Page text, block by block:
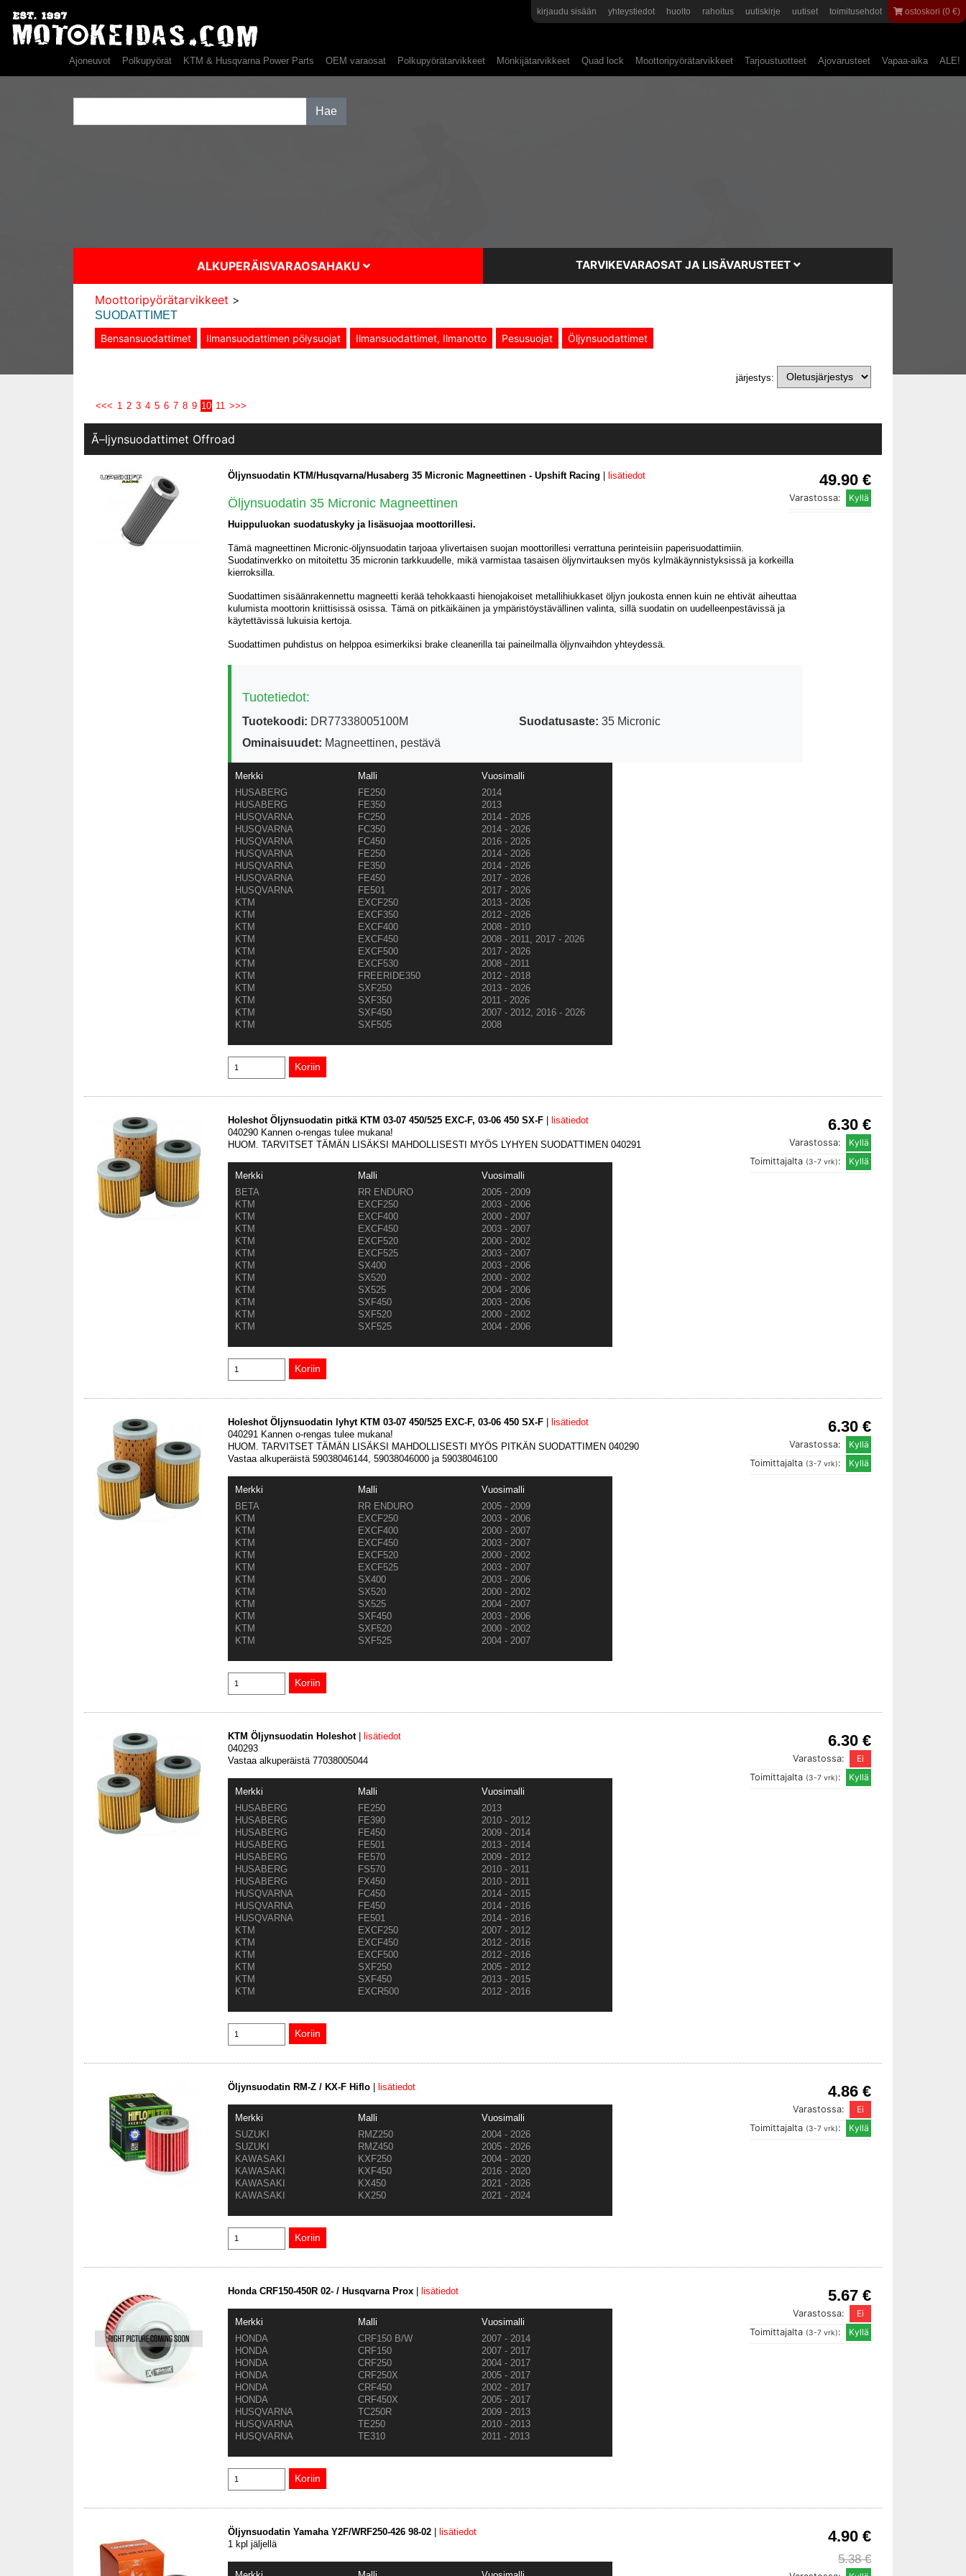
kirjaudu sisään yhteystiedot huolto rahoitus uutiskirje uutiset toimitusehdot ostoskori (0 €)
Ajoneuvot Polkupyörät KTM & Husqvarna Power Parts OEM varaosat Polkupyörätarvikkeet Mönkijätarvikkeet Quad lock Moottoripyörätarvikkeet Tarjoustuotteet Ajovarusteet Vapaa-aika ALE!
ALKUPERÄISVARAOSAHAKU TARVIKEVARAOSAT JA LISÄVARUSTEET
Moottoripyörätarvikkeet >
SUODATTIMET
Bensansuodattimet
Ilmansuodattimen pölysuojat Ilmansuodattimet, Ilmanotto Pesusuojat Öljynsuodattimet
järjestys:
<<< 1 2 3 4 5 6 7 8 9 10 11 >>>
Ã–ljynsuodattimet Offroad
49.90 €
Varastossa:
Öljynsuodatin KTM/Husqvarna/Husaberg 35 Micronic Magneettinen - Upshift Racing lisätiedot
Öljynsuodatin 35 Micronic Magneettinen
Huippuluokan suodatuskyky ja lisäsuojaa moottorillesi.
Tämä magneettinen Micronic-öljynsuodatin tarjoaa ylivertaisen suojan moottorillesi verrattuna perinteisiin paperisuodattimiin.
Suodatinverkko on mitoitettu 35 micronin tarkkuudelle, mikä varmistaa tasaisen öljynvirtauksen myös kylmäkäynnistyksissä ja korkeilla
kierroksilla.
Suodattimen sisäänrakennettu magneetti kerää tehokkaasti hienojakoiset metallihiukkaset öljyn joukosta ennen kuin ne ehtivät aiheuttaa
kulumista moottorin kriittisissä osissa. Tämä on pitkäikäinen ja ympäristöystävällinen valinta, sillä suodatin on uudelleenpestävissä ja
käytettävissä lukuisia kertoja.
Suodattimen puhdistus on helppoa esimerkiksi brake cleanerilla tai paineilmalla öljynvaihdon yhteydessä.
Tuotetiedot:
Tuotekoodi: DR77338005100M Suodatusaste: 35 Micronic
Ominaisuudet: Magneettinen, pestävä
Merkki Malli
Vuosimalli
HUSABERG
FE250
2014
HUSABERG
FE350
2013
HUSQVARNA
FC250
2014 - 2026
HUSQVARNA
FC350
2014 - 2026
HUSQVARNA
FC450
2016 - 2026
HUSQVARNA
FE250
2014 - 2026
HUSQVARNA
FE350
2014 - 2026
HUSQVARNA
FE450
2017 - 2026
HUSQVARNA
FE501
2017 - 2026
KTM
EXCF250
2013 - 2026
KTM
EXCF350
2012 - 2026
KTM
EXCF400
2008 - 2010
KTM
EXCF450
2008 - 2011, 2017 - 2026
KTM
EXCF500
2017 - 2026
KTM
EXCF530
2008 - 2011
KTM
FREERIDE350
2012 - 2018
KTM
SXF250
2013 - 2026
KTM
SXF350
2011 - 2026
KTM
SXF450
2007 - 2012, 2016 - 2026
KTM
SXF505 2008
6.30 €
Varastossa:
Toimittajalta (3-7 vrk):
Holeshot Öljynsuodatin pitkä KTM 03-07 450/525 EXC-F, 03-06 450 SX-F
lisätiedot
040290 Kannen o-rengas tulee mukana!
HUOM. TARVITSET TÄMÄN LISÄKSI MAHDOLLISESTI MYÖS LYHYEN SUODATTIMEN 040291
Merkki Malli
Vuosimalli
BETA
RR ENDURO
2005 - 2009
KTM
EXCF250
2003 - 2006
KTM
EXCF400
2000 - 2007
KTM
EXCF450
2003 - 2007
KTM
EXCF520
2000 - 2002
KTM
EXCF525
2003 - 2007
KTM
SX400
2003 - 2006
KTM
SX520
2000 - 2002
KTM
SX525
2004 - 2006
KTM
SXF450
2003 - 2006
KTM
SXF520
2000 - 2002
KTM
SXF525 2004 - 2006
6.30 €
Varastossa:
Toimittajalta (3-7 vrk):
Holeshot Öljynsuodatin lyhyt KTM 03-07 450/525 EXC-F, 03-06 450 SX-F
lisätiedot
040291 Kannen o-rengas tulee mukana!
HUOM. TARVITSET TÄMÄN LISÄKSI MAHDOLLISESTI MYÖS PITKÄN SUODATTIMEN 040290
Vastaa alkuperäistä 59038046144, 59038046000 ja 59038046100
Merkki Malli
Vuosimalli
BETA
RR ENDURO
2005 - 2009
KTM
EXCF250
2003 - 2006
KTM
EXCF400
2000 - 2007
KTM
EXCF450
2003 - 2007
KTM
EXCF520
2000 - 2002
KTM
EXCF525
2003 - 2007
KTM
SX400
2003 - 2006
KTM
SX520
2000 - 2002
KTM
SX525
2004 - 2007
KTM
SXF450
2003 - 2006
KTM
SXF520
2000 - 2002
KTM
SXF525 2004 - 2007
6.30 €
Varastossa:
Toimittajalta (3-7 vrk):
KTM Öljynsuodatin Holeshot|
lisätiedot
040293
Vastaa alkuperäistä 77038005044
Merkki Malli
Vuosimalli
HUSABERG
FE250
2013
HUSABERG
FE390
2010 - 2012
HUSABERG
FE450
2009 - 2014
HUSABERG
FE501
2013 - 2014
HUSABERG
FE570
2009 - 2012
HUSABERG
FS570
2010 - 2011
HUSABERG
FX450
2010 - 2011
HUSQVARNA
FC450
2014 - 2015
HUSQVARNA
FE450
2014 - 2016
HUSQVARNA
FE501
2014 - 2016
KTM
EXCF250
2007 - 2012
KTM
EXCF450
2012 - 2016
KTM
EXCF500
2012 - 2016
KTM
SXF250
2005 - 2012
KTM
SXF450
2013 - 2015
KTM
EXCR500 2012 - 2016
4.86 €
Varastossa:
Toimittajalta (3-7 vrk):
Öljynsuodatin RM-Z / KX-F Hiflo lisätiedot
Merkki Malli
Vuosimalli
SUZUKI
RMZ250
2004 - 2026
SUZUKI
RMZ450
2005 - 2026
KAWASAKI
KXF250
2004 - 2020
KAWASAKI
KXF450
2016 - 2020
KAWASAKI
KX450
2021 - 2026
KAWASAKI
KX250 2021 - 2024
5.67 €
Varastossa:
Toimittajalta (3-7 vrk):
Honda CRF150-450R 02- / Husqvarna Prox lisätiedot
Merkki Malli
Vuosimalli
HONDA
CRF150 B/W
2007 - 2014
HONDA
CRF150
2007 - 2017
HONDA
CRF250
2004 - 2017
HONDA
CRF250X
2005 - 2017
HONDA
CRF450
2002 - 2017
HONDA
CRF450X
2005 - 2017
HUSQVARNA
TC250R
2009 - 2013
HUSQVARNA
TE250
2010 - 2013
HUSQVARNA
TE310 2011 - 2013
4.90 €
5.38 €
Öljynsuodatin Yamaha Y2F/WRF250-426 98-02
lisätiedot
1 kpl jäljellä